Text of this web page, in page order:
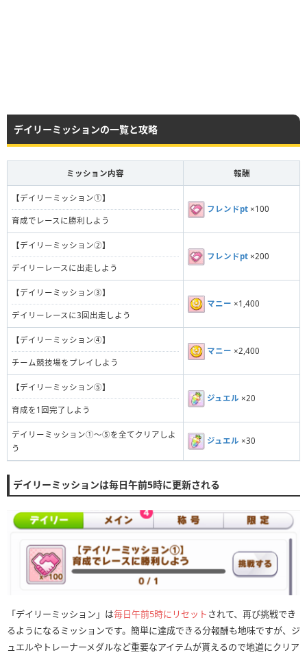
デイリーミッションの一覧と攻略
ミッション内容 報酬
【デイリーミッション①】
育成でレースに勝利しよう
フレンドpt ×100
【デイリーミッション②】
デイリーレースに出走しよう
フレンドpt ×200
【デイリーミッション③】
デイリーレースに3回出走しよう
マニー ×1,400
【デイリーミッション④】
チーム競技場をプレイしよう
マニー ×2,400
【デイリーミッション⑤】
育成を1回完了しよう
ジュエル ×20
デイリーミッション①〜⑤を全てクリアしよ
う
ジュエル ×30
デイリーミッションは毎日午前5時に更新される
「デイリーミッション」は毎日午前5時にリセット されて、再び挑戦でき
るようになるミッションです。簡単に達成できる分報酬も地味ですが、ジ
ュエルやトレーナーメダルなど重要なアイテムが貰えるので地道にクリア